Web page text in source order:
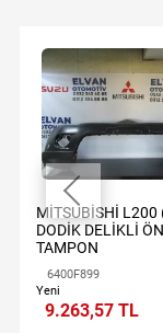
MİTSUBİSHİ L200
DODİK DELİKLİ ÖN
TAMPON
6400F899
Yeni
9.263,57 TL